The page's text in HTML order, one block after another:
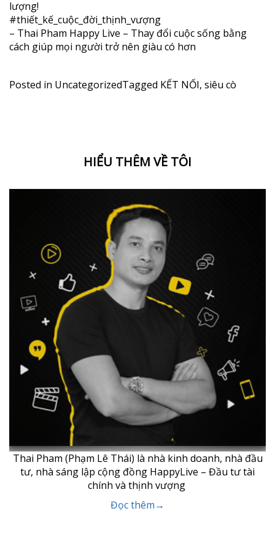
lượng!
#thiết_kế_cuộc_đời_thịnh_vượng
– Thai Pham Happy Live – Thay đổi cuộc sống bằng
cách giúp mọi người trở nên giàu có hơn
Posted in UncategorizedTagged KẾT NỐI, siêu cò
HIỂU THÊM VỀ TÔI
Thai Pham (Phạm Lê Thái) là nhà kinh doanh, nhà đầu
tư, nhà sáng lập cộng đồng HappyLive – Đầu tư tài
chính và thịnh vượng
Đọc thêm→